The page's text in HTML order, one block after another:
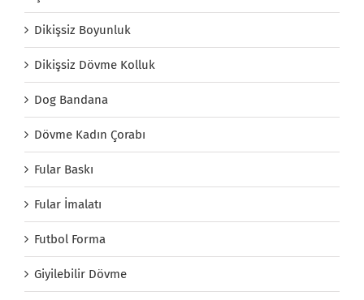
Dikişsiz Boyunluk
Dikişsiz Dövme Kolluk
Dog Bandana
Dövme Kadın Çorabı
Fular Baskı
Fular İmalatı
Futbol Forma
Giyilebilir Dövme